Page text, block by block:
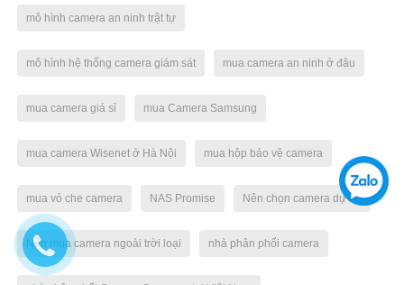
mô hình camera an ninh trật tự
mô hình hệ thống camera giám sát mua camera an ninh ở đâu
mua camera giá sỉ mua Camera Samsung
mua camera Wisenet ở Hà Nội mua hộp bảo vệ camera
mua vỏ che camera NAS Promise Nên chọn camera dự án
Nên mua camera ngoài trời loại nhà phân phối camera